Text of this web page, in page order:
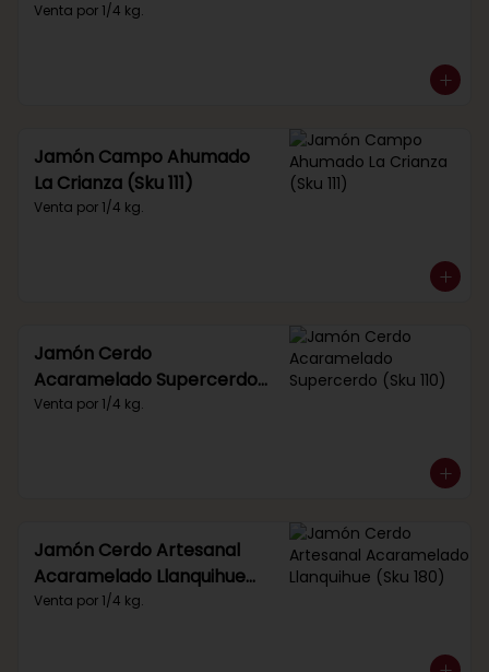
Venta por 1/4 kg.
Jamón Campo Ahumado
La Crianza (Sku 111)
Venta por 1/4 kg.
Jamón Cerdo
Acaramelado Supercerdo
(Sku 110)
Venta por 1/4 kg.
Jamón Cerdo Artesanal
Acaramelado Llanquihue
(Sku 180)
Venta por 1/4 kg.